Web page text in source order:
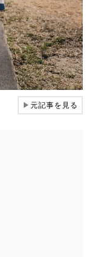
▶元記事を見る